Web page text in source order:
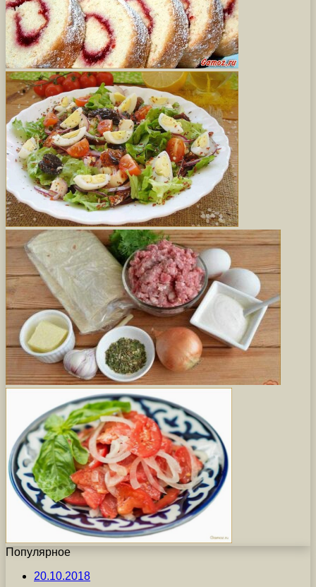
Популярное
20.10.2018